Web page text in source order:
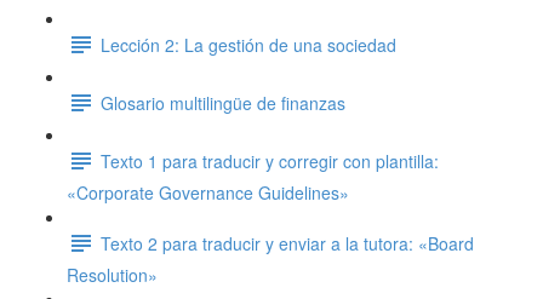
Lección 2: La gestión de una sociedad
Glosario multilingüe de finanzas
Texto 1 para traducir y corregir con plantilla:
«Corporate Governance Guidelines»
Texto 2 para traducir y enviar a la tutora: «Board
Resolution»